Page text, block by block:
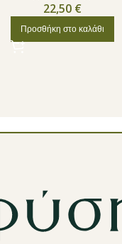
22,50 €
Προσθήκη στο καλάθι